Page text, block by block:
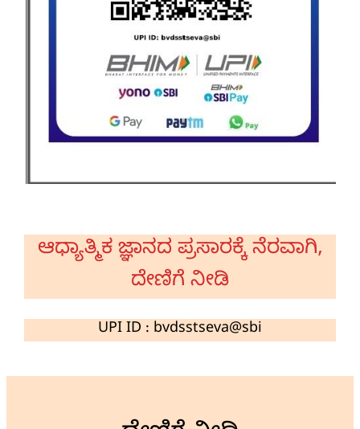
ಆಧ್ಯಾತ್ಮಿಕ ಜ್ಞಾನದ ಪ್ರಸಾರಕ್ಕೆ ನೆರವಾಗಿ,
ದೇಣಿಗೆ ನೀಡಿ
UPI ID : bvdsstseva@sbi